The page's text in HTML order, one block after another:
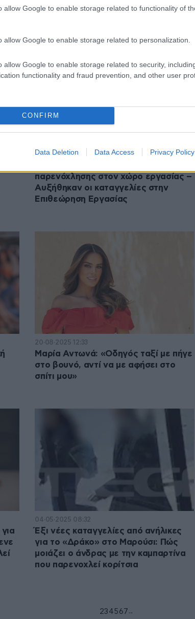
allow Google to enable storage related to functionality of
allow Google to enable storage related to personalization.
allow Google to enable storage related to security,
functionality and fraud prevention, and other user
CONFIRM
Data Deletion Data Access Privacy Policy
εντείνονται οι έλεγχοι
01·11·2025 08:50
παρενόχλησης στον χώρο εργασίας –
Αυξήθηκαν οι καταγγελίες στην
Επιθεώρηση Εργασίας
20·08·2025 12:33
Μαρία Αντωνά: «Οδηγός ταξί με πήγε
στο βουνό, αντί να με αφήσει στο
σπίτι μου»
04·05·2025 08:32
Έξι νέες καταγγελίες από ανήλικες
για το «Δράκο» στο Μαρούσι: Πώς
μοιάζει ο άνδρας με την καμπαρτίνα
που παρενοχλεί κορίτσια
23 4 5 6 7 ...